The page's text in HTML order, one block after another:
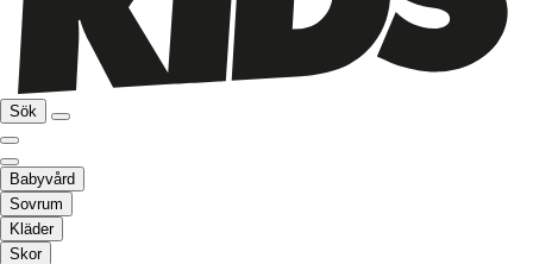
Sök
Babyvård
Sovrum
Kläder
Skor